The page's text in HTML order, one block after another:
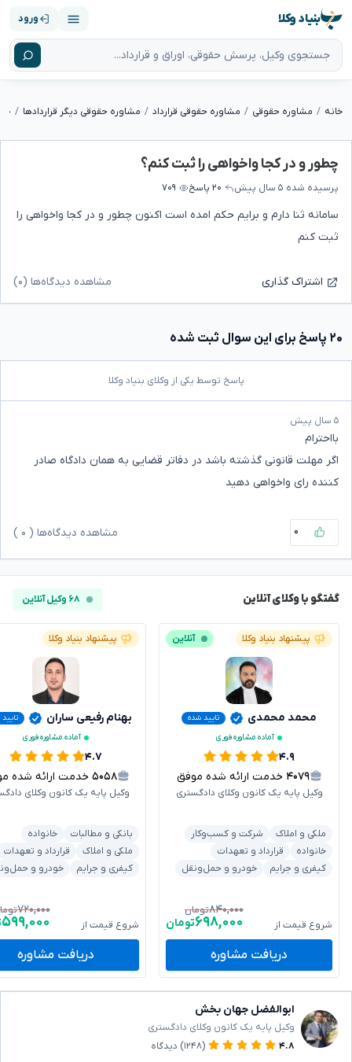
بنیاد وکلا ورود
خانه مشاوره حقوقی مشاوره حقوقی قرارداد مشاوره حقوقی دیگر قراردادها
چطور و در کجا واخواهی را ثبت کنم؟
پرسیده شده ۵ سال پیش ۲۰ پاسخ ۷۰۹
سامانه ثنا دارم و برایم حکم امده است اکنون چطور و در کجا واخواهی را
ثبت کنم
اشتراک گذاری مشاهده دیدگاه‌ها (۰)
۲۰ پاسخ برای این سوال ثبت شده
پاسخ توسط یکی از وکلای بنیاد وکلا
۵ سال پیش
بااحترام
اگر مهلت قانونی گذشته باشد در دفاتر قضایی به همان دادگاه صادر
کننده رای واخواهی دهید
۰ مشاهده دیدگاه‌ها ( ۰
گفتگو با وکلای آنلاین ۶۸ وکیل آنلاین
پیشنهاد بنیاد وکلا آنلاین
محمد محمدی
تایید شده
آماده مشاوره فوری
۴.۹
۴۰۷۹ خدمت ارائه شده موفق
وکیل پایه یک کانون وکلای دادگستری
ملکی و املاک
شرکت و کسب‌وکار
خانواده
قرارداد و تعهدات
کیفری و جرایم
خودرو و حمل‌ونقل
شروع قیمت از
۸۴۰,۰۰۰تومان
۶۹۸,۰۰۰تومان
دریافت مشاوره
پیشنهاد بنیاد وکلا
بهنام رفیعی ساران
آماده مشاوره فوری
۴.۷
۵۰۵۸ خدمت ارائه شده موفق
وکیل پایه یک کانون وکلای
بانکی و مطالبات
خانواده
ملکی و املاک
قرارداد و تعهدات
کیفری و جرایم
خودرو و
شروع قیمت از
۷۲۰,۰۰۰
۵۹۹,۰۰۰
دریافت مشاوره
ابوالفضل جهان بخش
وکیل پایه یک کانون وکلای دادگستری
۴.۸
(۱۲۴۸) دیدگاه